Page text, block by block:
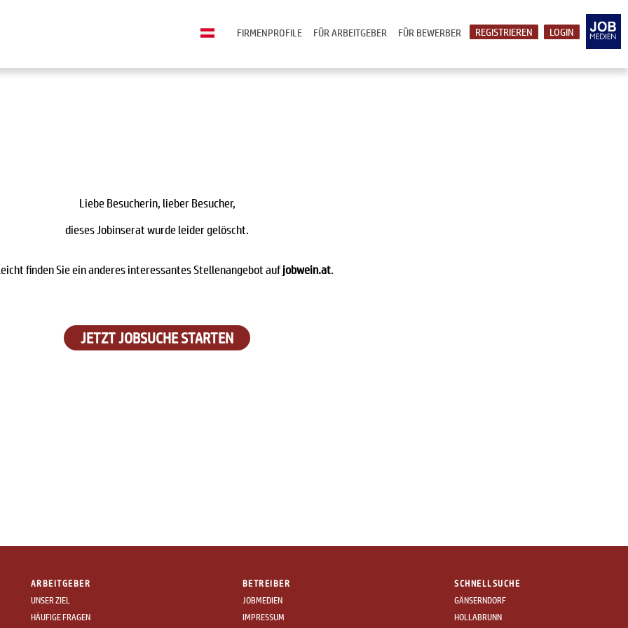
LOGIN
REGISTRIEREN
FÜR BEWERBER
FÜR ARBEITGEBER
FIRMENPROFILE
Liebe Besucherin, lieber Besucher,
dieses Jobinserat wurde leider gelöscht.
finden Sie ein anderes interessantes Stellenangebot aufjobwein.at
JETZT JOBSUCHE STARTEN
ARBEITGEBER
UNSER ZIEL
HÄUFIGE FRAGEN
BETREIBER
JOBMEDIEN
IMPRESSUM
SCHNELLSUCHE
GÄNSERNDORF
HOLLABRUNN